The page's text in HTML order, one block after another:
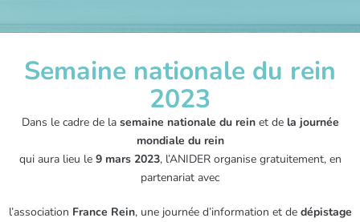
Semaine nationale du rein
2023
Dans le cadre de la semaine nationale du reinet de la journée
mondiale du rein
qui aura lieu le 9 mars 2023, l’ANIDER organise gratuitement, en
partenariat avec
l’association France Rein, une journée d’information et de dépistage